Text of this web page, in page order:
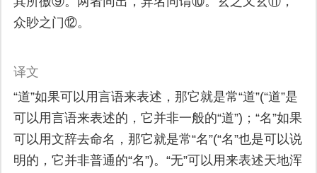
众眇之门⑫。
译文
“道”如果可以用言语来表述，那它就是常“道”(“道”是
可以用言语来表述的，它并非一般的“道”)；“名”如果
可以用文辞去命名，那它就是常“名”(“名”也是可以说
明的，它并非普通的“名”)。“无”可以用来表述天地浑